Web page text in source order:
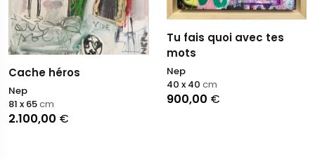
Cache héros
Nep
2.100,00 €
81 x 65cm
Tu fais quoi avec tes
mots
Nep
900,00 €
40 x 40 cm